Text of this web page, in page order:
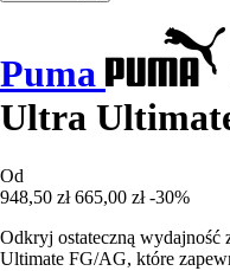
Puma
Ultra
Od
948,50 zł 665,00 zł -30%
Odkryj ostateczną wydajność
Ultimate FG/AG, które